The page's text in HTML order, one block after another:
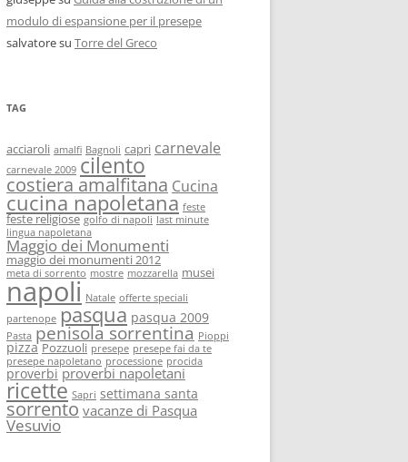
modulo di espansione per il presepe
salvatoresu Torre del Greco
TAG
acciaroli amalfi Bagnoli capri carnevale
carnevale 2009 cilento
costiera amalfitana Cucina
cucina napoletana feste
feste religiose golfo di napoli last minute
lingua napoletana
Maggio dei Monumenti
maggio dei monumenti 2012
meta di sorrento mostre mozzarella musei
napoli Natale offerte speciali
partenope pasqua pasqua 2009
Pasta penisola sorrentina Pioppi
pizza Pozzuoli presepe presepe fai da te
presepe napoletano processione procida
proverbi proverbi napoletani
ricette Sapri settimana santa
sorrento vacanze di Pasqua
Vesuvio